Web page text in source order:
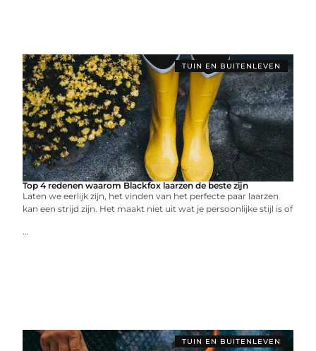
TUIN EN BUITENLEVEN
Top 4 redenen waarom Blackfox laarzen de beste zijn
Laten we eerlijk zijn, het vinden van het perfecte paar laarzen
kan een strijd zijn. Het maakt niet uit wat je persoonlijke stijl is of
...
TUIN EN BUITENLEVEN